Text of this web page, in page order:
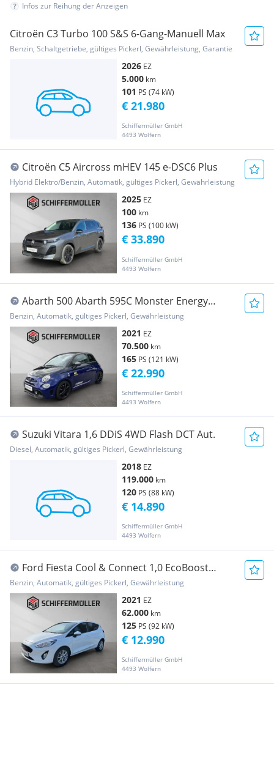
Infos zur Reihung der Anzeigen
Citroën C3 Turbo 100 S&S 6-Gang-Manuell Max
Benzin, Schaltgetriebe, gültiges Pickerl, Gewährleistung, Garantie
2026 EZ
5.000 km
101 PS (74 kW)
Schiffermüller GmbH
4493 Wolfern
€ 21.980
Citroën C5 Aircross mHEV 145 e-DSC6 Plus
Hybrid Elektro/Benzin, Automatik, gültiges Pickerl, Gewährleistung
2025 EZ
100 km
136 PS (100 kW)
Schiffermüller GmbH
4493 Wolfern
€ 33.890
Abarth 500 Abarth 595C Monster Energy
Yamaha MTA
Benzin, Automatik, gültiges Pickerl, Gewährleistung
2021 EZ
70.500 km
165 PS (121 kW)
Schiffermüller GmbH
4493 Wolfern
€ 22.990
Suzuki Vitara 1,6 DDiS 4WD Flash DCT Aut.
Diesel, Automatik, gültiges Pickerl, Gewährleistung
2018 EZ
119.000 km
120 PS (88 kW)
Schiffermüller GmbH
4493 Wolfern
€ 14.890
Ford Fiesta Cool & Connect 1,0 EcoBoost
Start/Stop Aut.
Benzin, Automatik, gültiges Pickerl, Gewährleistung
2021 EZ
62.000 km
125 PS (92 kW)
Schiffermüller GmbH
4493 Wolfern
€ 12.990